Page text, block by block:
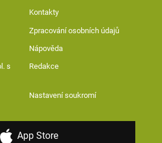
Kontakty
Zpracování osobních údajů
Nápověda
s
Redakce
Nastavení soukromí
App Store